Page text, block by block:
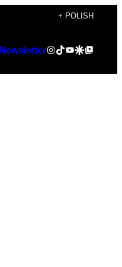
+ POLISH
NewsletterInstagram
TikTok
YouTube
Google Discover
Google Top Posts